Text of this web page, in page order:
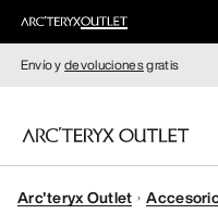
Envío ydevolucionesgratis
Arc'teryx Outlet